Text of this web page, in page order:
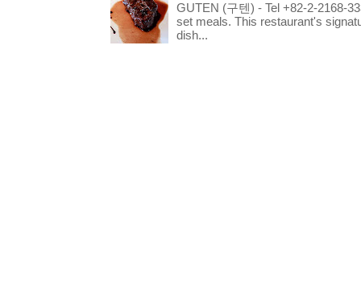
GUTEN (구텐) - Tel +82-2-2168-
set meals. This restaurant's
dish...